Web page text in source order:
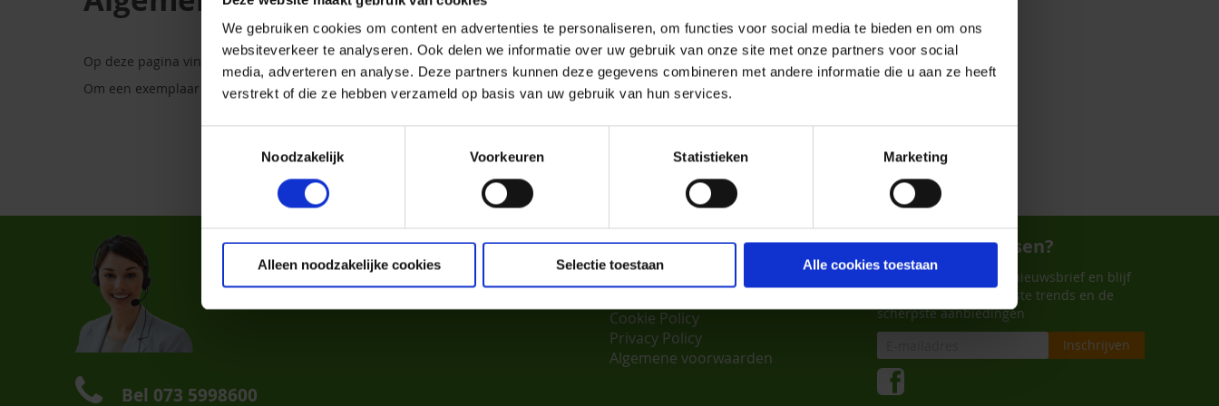
We gebruiken cookies om content en advertenties te personaliseren, om functies voor social media te bieden en om ons
websiteverkeer te analyseren. Ook delen we informatie over uw gebruik van onze site met onze partners voor social
media, adverteren en analyse. Deze partners kunnen deze gegevens combineren met andere informatie die u aan ze heeft
verstrekt of die ze hebben verzameld op basis van uw gebruik van hun services.
Noodzakelijk
Voorkeuren Statistieken Marketing
Alleen noodzakelijke cookies Selectie toestaan Alle cookies toestaan
Op deze pagina vind je de algemene verkoop- en leveringsvoorwaarden van Beaphar Nederland B.V., de producent en leverancier van Aves Avian.
Om een exemplaar van de Algemene voorwaarden in pdf te downloaden,klik hier.
Bel 073 5998600
Klantenservice
Verkooppunten
Aves & Avian
Cookie Policy
Privacy Policy
Algemene voorwaarden
Wil je niets missen?
Schrijf je in voor onze nieuwsbrief en blijf
up-to-date met de laatste trends en de
scherpste aanbiedingen
Inschrijven